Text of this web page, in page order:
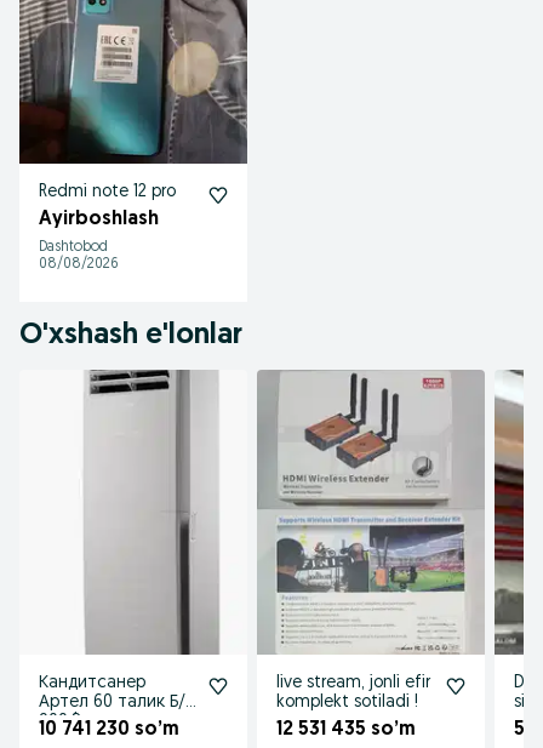
Redmi note 12 pro
Ayirboshlash
Dashtobod
08/08/2026
O'xshash e'lonlar
Кандитсанер
Артел 60 талик Б/У
900.$
10 741 230 so’m
live stream, jonli efir
komplekt sotiladi !
12 531 435 so’m 5